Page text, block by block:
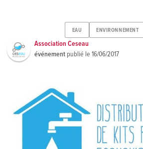
EAU ENVIRONNEMENT
Association Ceseau
événement publié le16/06/2017